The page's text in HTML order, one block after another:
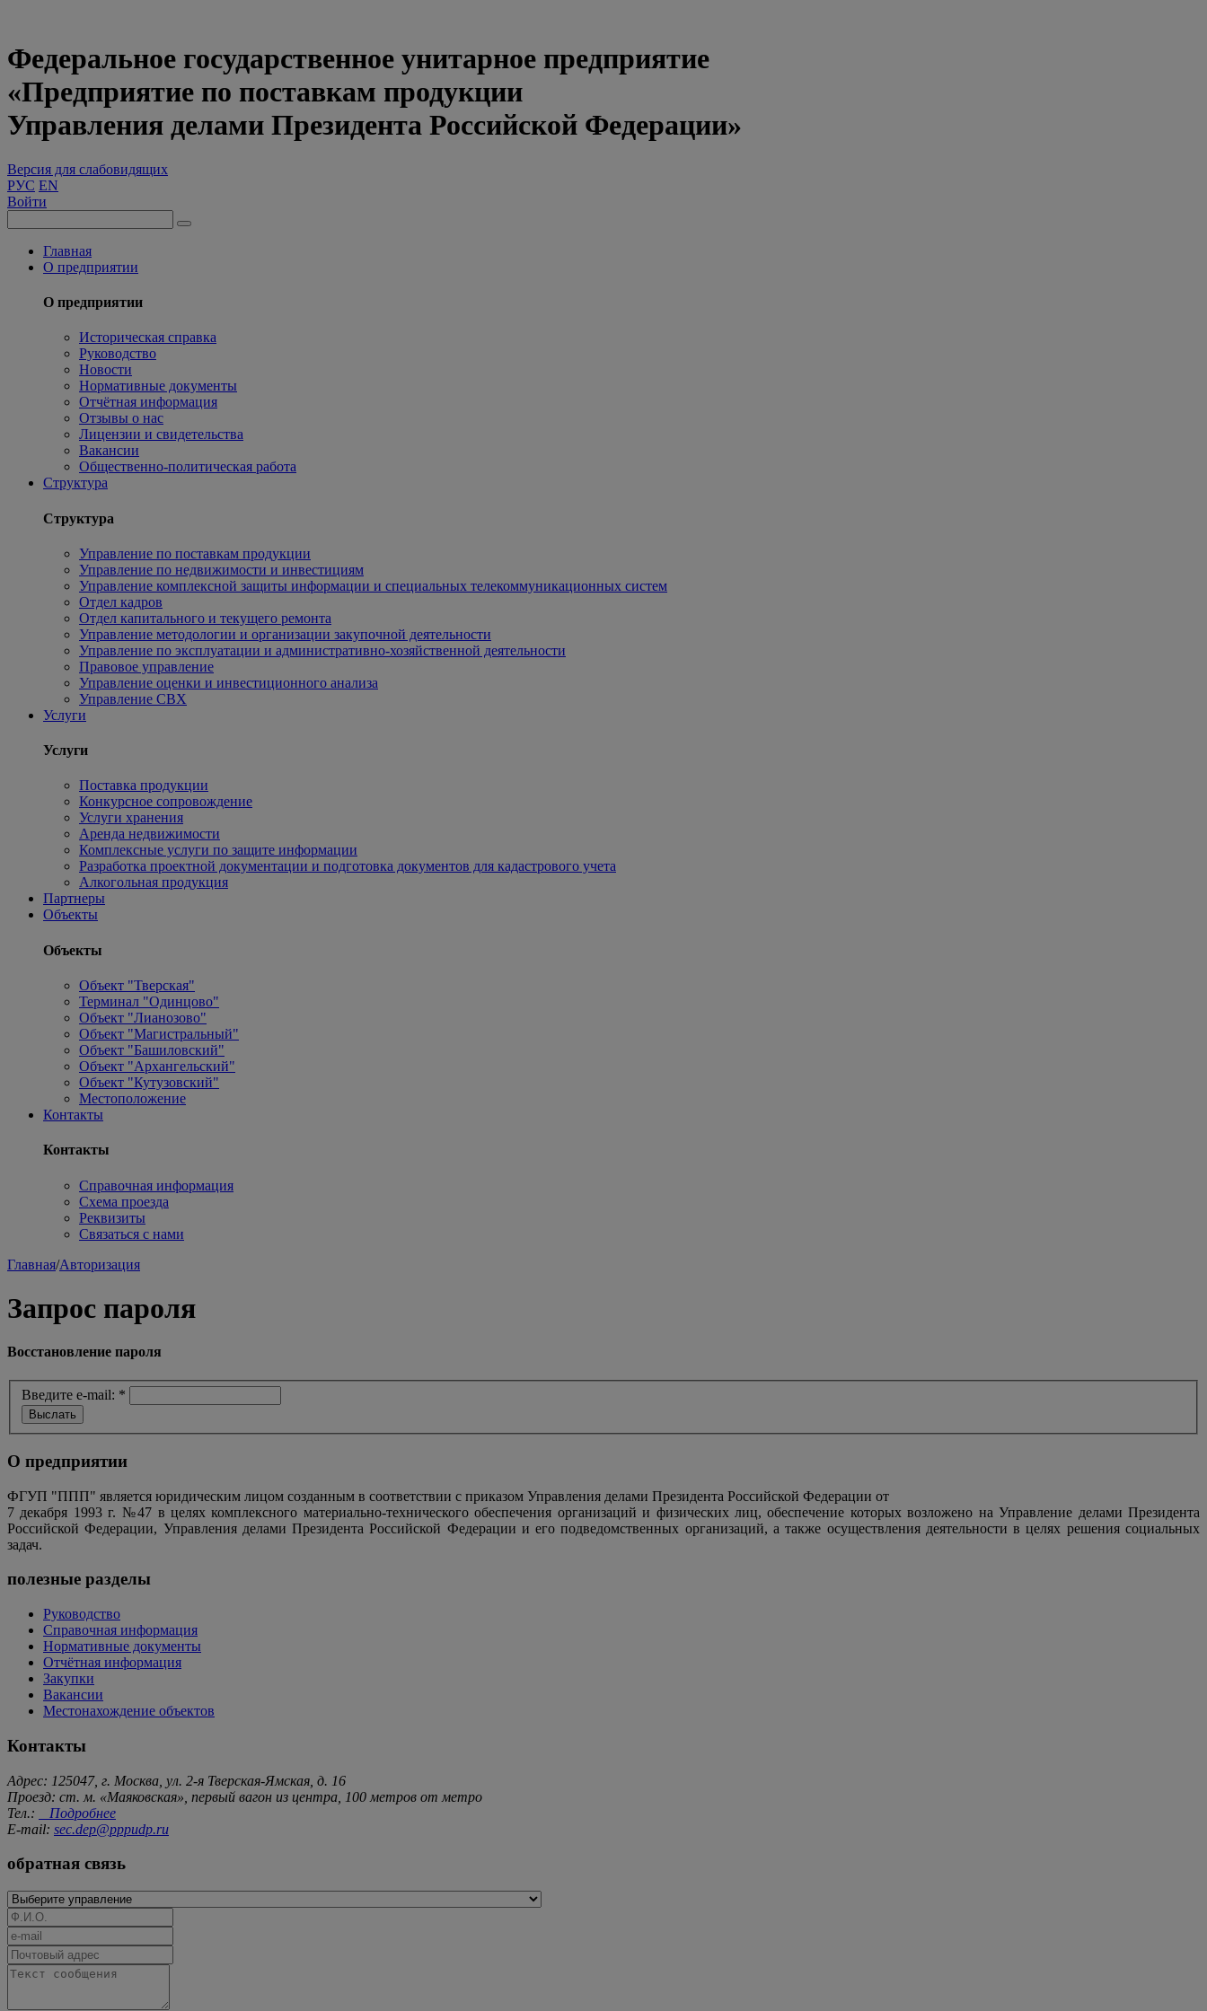
Федеральное государственное унитарное предприятие
«Предприятие по поставкам продукции
Управления делами Президента Российской Федерации»
Версия для слабовидящих
РУС EN
Войти
Главная
О предприятии
О предприятии
Историческая справка
Руководство
Новости
Нормативные документы
Отчётная информация
Отзывы о нас
Лицензии и свидетельства
Вакансии
Общественно-политическая работа
Структура
Структура
Управление по поставкам продукции
Управление по недвижимости и инвестициям
Управление комплексной защиты информации и специальных телекоммуникационных систем
Отдел кадров
Отдел капитального и текущего ремонта
Управление методологии и организации закупочной деятельности
Управление по эксплуатации и административно-хозяйственной деятельности
Правовое управление
Управление оценки и инвестиционного анализа
Управление СВХ
Услуги
Услуги
Поставка продукции
Конкурсное сопровождение
Услуги хранения
Аренда недвижимости
Комплексные услуги по защите информации
Разработка проектной документации и подготовка документов для кадастрового учета
Алкогольная продукция
Партнеры
Объекты
Объекты
Объект "Тверская"
Терминал "Одинцово"
Объект "Лианозово"
Объект "Магистральный"
Объект "Башиловский"
Объект "Архангельский"
Объект "Кутузовский"
Местоположение
Контакты
Контакты
Справочная информация
Схема проезда
Реквизиты
Связаться с нами
Главная/Авторизация
Запрос пароля
Восстановление пароля
Введите e-mail: *
О предприятии
ФГУП "ППП" является юридическим лицом созданным в соответствии с приказом Управления делами Президента Российской Федерации от
7 декабря 1993 г. №47 в целях комплексного материально-технического обеспечения организаций и физических лиц, обеспечение которых возложено на Управление делами Президента
Российской Федерации, Управления делами Президента Российской Федерации и его подведомственных организаций, а также осуществления деятельности в целях решения социальных
задач.
полезные разделы
Руководство
Справочная информация
Нормативные документы
Отчётная информация
Закупки
Вакансии
Местонахождение объектов
Контакты
Адрес: 125047, г. Москва, ул. 2-я Тверская-Ямская, д. 16
Проезд: ст. м. «Маяковская», первый вагон из центра, 100 метров от метро
Тел.:
Подробнее
E-mail: sec.dep@pppudp.ru
обратная связь